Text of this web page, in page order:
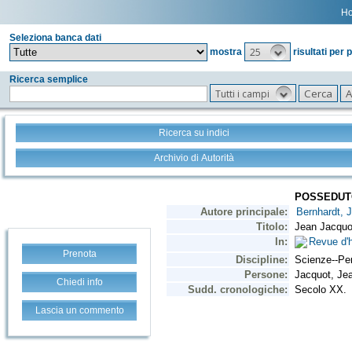
Seleziona banca dati
mostra
25 risultati per
Ricerca semplice
Tutti i campi
Ricerca su indici
Archivio di Autorità
Prenota
Chiedi info
Lascia un commento